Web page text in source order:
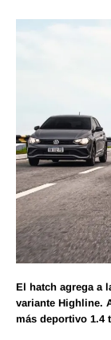
El hatch agrega a
variante Highline.
más deportivo 1.4